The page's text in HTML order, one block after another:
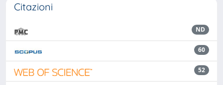
Citazioni
ND
60
52